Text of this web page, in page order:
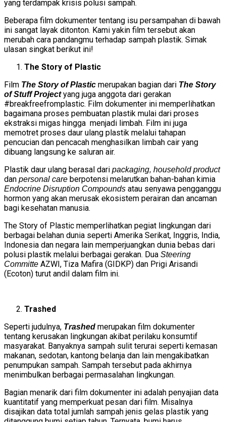
yang terdampak krisis polusi sampah.
Beberapa film dokumenter tentang isu persampahan di bawah
ini sangat layak ditonton. Kami yakin film tersebut akan
merubah cara pandangmu terhadap sampah plastik. Simak
ulasan singkat berikut ini!
The Story of Plastic
Film The Story of Plastic merupakan bagian dari The Story
of Stuff Projectyang juga anggota dari gerakan
#breakfreefromplastic. Film dokumenter ini memperlihatkan
bagaimana proses pembuatan plastik mulai dari proses
ekstraksi migas hingga menjadi limbah. Film ini juga
memotret proses daur ulang plastik melalui tahapan
pencucian dan pencacah menghasilkan limbah cair yang
dibuang langsung ke saluran air.
Plastik daur ulang berasal dari packaging, household product
dan personal care berpotensi melarutkan bahan-bahan kimia
Endocrine Disruption Compounds atau senyawa pengganggu
hormon yang akan merusak ekosistem perairan dan ancaman
bagi kesehatan manusia.
The Story of Plastic memperlihatkan pegiat lingkungan dari
berbagai belahan dunia seperti Amerika Serikat, Inggris, India,
Indonesia dan negara lain memperjuangkan dunia bebas dari
polusi plastik melalui berbagai gerakan. Dua Steering
Committe AZWI, Tiza Mafira (GIDKP) dan Prigi Arisandi
(Ecoton) turut andil dalam film ini.
Trashed
Seperti judulnya, Trashed merupakan film dokumenter
tentang kerusakan lingkungan akibat perilaku konsumtif
masyarakat. Banyaknya sampah sulit terurai seperti kemasan
makanan, sedotan, kantong belanja dan lain mengakibatkan
penumpukan sampah. Sampah tersebut pada akhirnya
menimbulkan berbagai permasalahan lingkungan.
Bagian menarik dari film dokumenter ini adalah penyajian data
kuantitatif yang memperkuat pesan dari film. Misalnya
disajikan data total jumlah sampah jenis gelas plastik yang